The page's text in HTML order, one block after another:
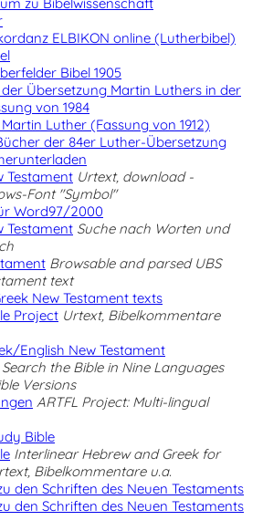
ELBIKON online (Lutherbibel)
Bibel 1905
Übersetzung Martin Luthers in der
von 1984
Luther (Fassung von 1912)
der 84er Luther-Übersetzung
Testament Urtext, download -
Font "Symbol"
Word97/2000
Testament Suche nach Worten und
Browsable and parsed UBS
text
New Testament texts
Project Urtext, Bibelkommentare
English New Testament
Search the Bible in Nine Languages
Versions
ARTFL Project: Multi-lingual
Bible
Interlinear Hebrew and Greek for
Bibelkommentare u.a.
den Schriften des Neuen Testaments
den Schriften des Neuen Testaments